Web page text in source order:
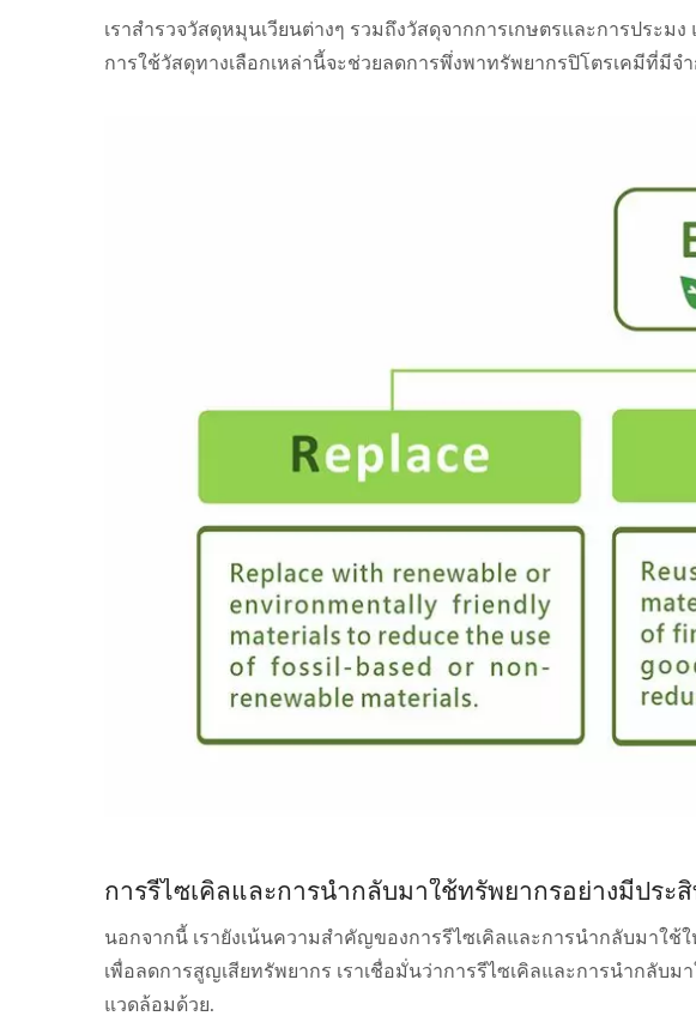
เราสำรวจวัสดุหมุนเวียนต่างๆ รวมถึงวัสดุจากการเกษตรและการประ
การใช้วัสดุทางเลือกเหล่านี้จะช่วยลดการพึ่งพาทรัพยากรปิโตรเคมีที่มี
การรีไซเคิลและการนำกลับมาใช้ทรัพยากรอย่างมีประ
นอกจากนี้ เรายังเน้นความสำคัญของการรีไซเคิลและการนำกลับมาใ
เพื่อลดการสูญเสียทรัพยากร เราเชื่อมั่นว่าการรีไซเคิลและการนำกลับ
แวดล้อมด้วย.